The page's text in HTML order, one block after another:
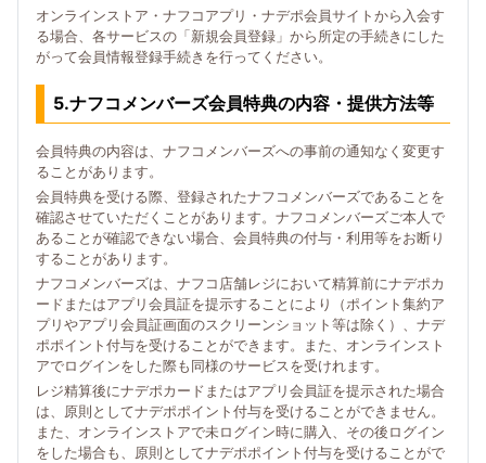
オンラインストア・ナフコアプリ・ナデポ会員サイトから入会す
る場合、各サービスの「新規会員登録」から所定の手続きにした
がって会員情報登録手続きを行ってください。
5.ナフコメンバーズ会員特典の内容・提供方法等
会員特典の内容は、ナフコメンバーズへの事前の通知なく変更す
ることがあります。
会員特典を受ける際、登録されたナフコメンバーズであることを
確認させていただくことがあります。ナフコメンバーズご本人で
あることが確認できない場合、会員特典の付与・利用等をお断り
することがあります。
ナフコメンバーズは、ナフコ店舗レジにおいて精算前にナデポカ
ードまたはアプリ会員証を提示することにより（ポイント集約ア
プリやアプリ会員証画面のスクリーンショット等は除く）、ナデ
ポポイント付与を受けることができます。また、オンラインスト
アでログインをした際も同様のサービスを受けれます。
レジ精算後にナデポカードまたはアプリ会員証を提示された場合
は、原則としてナデポポイント付与を受けることができません。
また、オンラインストアで未ログイン時に購入、その後ログイン
をした場合も、原則としてナデポポイント付与を受けることがで